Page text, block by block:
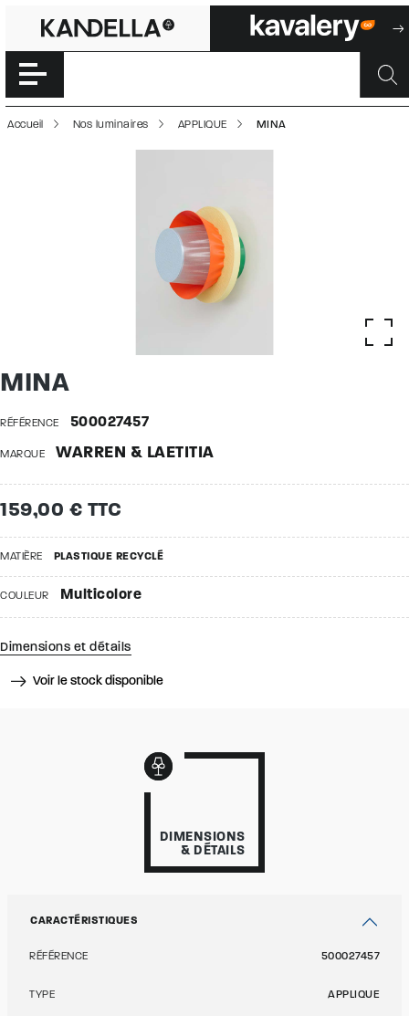
MINA |
Accéder directement au contenu de la page
Accueil Nos luminaires APPLIQUE MINA
MINA
RÉFÉRENCE 500027457
MARQUE WARREN & LAETITIA
159,00 € TTC
MATIÈRE PLASTIQUE RECYCLÉ
COULEUR Multicolore
Dimensions et détails
Voir le stock disponible
DIMENSIONS
& DÉTAILS
CARACTÉRISTIQUES
RÉFÉRENCE 500027457
TYPE APPLIQUE